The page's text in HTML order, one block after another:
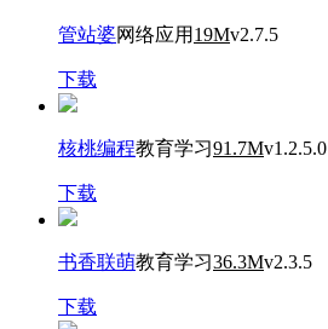
管站婆网络应用 19Mv2.7.5
下载
核桃编程教育学习91.7Mv1.2.5.0
下载
书香联萌教育学习36.3Mv2.3.5
下载